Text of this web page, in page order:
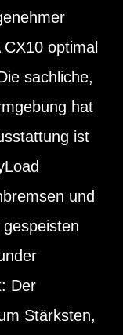
optimal
sachliche,
hat
ist
und
Der
Stärksten,